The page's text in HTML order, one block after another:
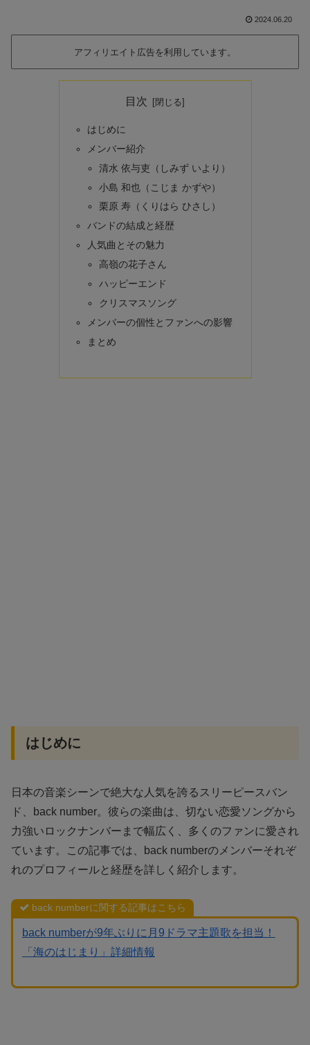
2024.06.20
アフィリエイト広告を利用しています。
目次
はじめに
メンバー紹介
清水 依与吏（しみず いより）
小島 和也（こじま かずや）
栗原 寿（くりはら ひさし）
バンドの結成と経歴
人気曲とその魅力
高嶺の花子さん
ハッピーエンド
クリスマスソング
メンバーの個性とファンへの影響
まとめ
はじめに
日本の音楽シーンで絶大な人気を誇るスリーピースバン
ド、back number。彼らの楽曲は、切ない恋愛ソングから
力強いロックナンバーまで幅広く、多くのファンに愛され
ています。この記事では、back numberのメンバーそれぞ
れのプロフィールと経歴を詳しく紹介します。
back numberに関する記事はこちら
back numberが9年ぶりに月9ドラマ主題歌を担当！
「海のはじまり」詳細情報